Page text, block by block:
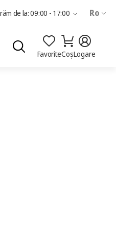
de la: 09:00 - 17:00 Ro
FavoriteCoșLogare